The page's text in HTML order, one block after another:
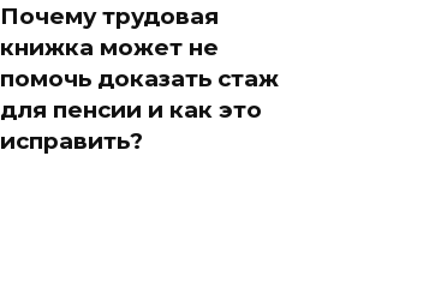
Почему трудовая
книжка может не
помочь доказать стаж
для пенсии и как это
исправить?